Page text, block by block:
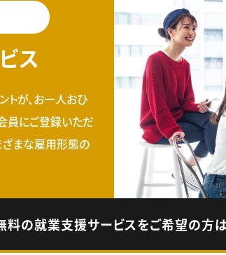
ス
トが、お一人おひ
員にご登録いただ
ざまな雇用形態の
料の就業支援サービスをご希望の方